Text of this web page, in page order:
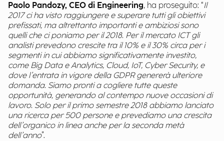
Paolo Pandozy, CEO di Engineering, ha proseguito: “Il
2017 ci ha visto raggiungere e superare tutti gli obiettivi
prefissati, ma altrettanto importanti e ambiziosi sono
quelli che ci poniamo per il 2018. Per il mercato ICT gli
analisti prevedono crescite tra il 10% e il 30% circa per i
segmenti in cui abbiamo significativamente investito,
come Big Data e Analytics, Cloud, IoT, Cyber Security, e
dove l’entrata in vigore della GDPR genererà ulteriore
domanda. Siamo pronti a cogliere tutte queste
opportunità, generando al contempo nuove occasioni di
lavoro. Solo per il primo semestre 2018 abbiamo lanciato
una ricerca per 500 persone e prevediamo una crescita
dell’organico in linea anche per la seconda metà
dell’anno”.